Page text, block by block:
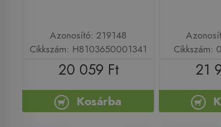
Azonosító: 219148
Cikkszám: H8103650001341
20 059 Ft
Kosárba
Cikkszám:
21